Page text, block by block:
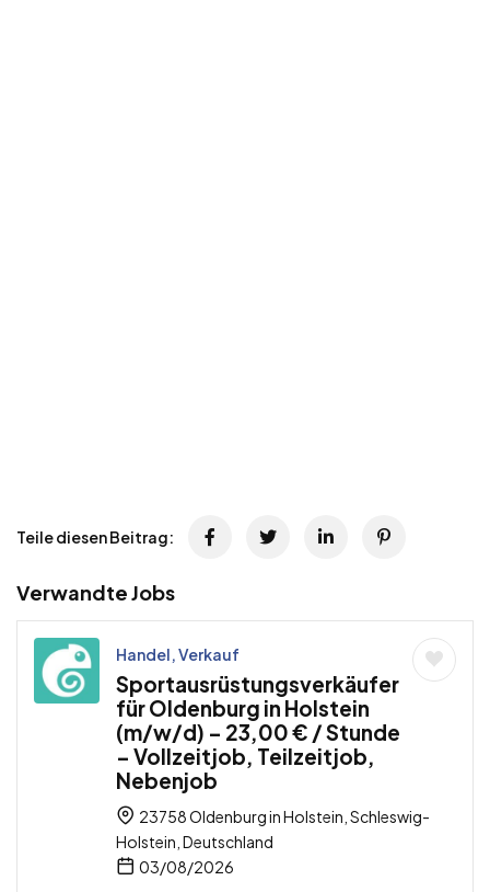
Teile diesen Beitrag:
Verwandte Jobs
Handel, Verkauf
Sportausrüstungsverkäufer
für Oldenburg in Holstein
(m/w/d) – 23,00 € / Stunde
– Vollzeitjob, Teilzeitjob,
Nebenjob
23758 Oldenburg in Holstein, Schleswig-
Holstein, Deutschland
03/08/2026